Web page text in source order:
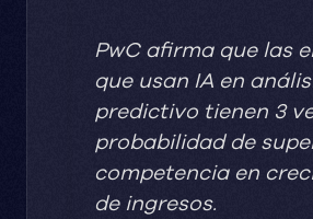
PwC afirma que las
que usan IA en
predictivo tienen 3
probabilidad de
competencia en
de ingresos.